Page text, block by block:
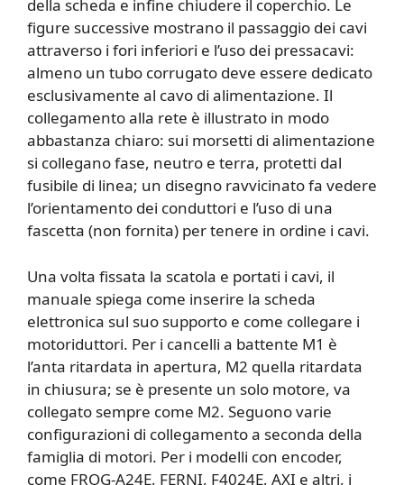
della scheda e infine chiudere il coperchio. Le
figure successive mostrano il passaggio dei cavi
attraverso i fori inferiori e l’uso dei pressacavi:
almeno un tubo corrugato deve essere dedicato
esclusivamente al cavo di alimentazione. Il
collegamento alla rete è illustrato in modo
abbastanza chiaro: sui morsetti di alimentazione
si collegano fase, neutro e terra, protetti dal
fusibile di linea; un disegno ravvicinato fa vedere
l’orientamento dei conduttori e l’uso di una
fascetta (non fornita) per tenere in ordine i cavi.
Una volta fissata la scatola e portati i cavi, il
manuale spiega come inserire la scheda
elettronica sul suo supporto e come collegare i
motoriduttori. Per i cancelli a battente M1 è
l’anta ritardata in apertura, M2 quella ritardata
in chiusura; se è presente un solo motore, va
collegato sempre come M2. Seguono varie
configurazioni di collegamento a seconda della
famiglia di motori. Per i modelli con encoder,
come FROG-A24E, FERNI, F4024E, AXI e altri, i